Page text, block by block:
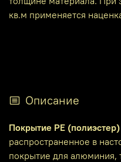
кв.м применяется
Описание
Покрытие PE (полиэстер)
распространенное в
покрытие для алюминия,